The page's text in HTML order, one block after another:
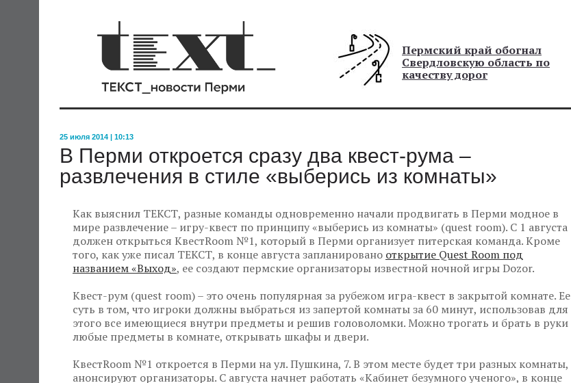
Пермский край обогнал
Свердловскую область по
качеству дорог
25 июля 2014 | 10:13
В Перми откроется сразу два квест-рума –
развлечения в стиле «выберись из комнаты»
Как выяснил ТЕКСТ, разные команды одновременно начали продвигать в Перми модное в
мире развлечение – игру-квест по принципу «выберись из комнаты» (quest room). С 1 августа
должен открыться КвестRoom №1, который в Перми организует питерская команда. Кроме
того, как уже писал ТЕКСТ, в конце августа запланировано открытие Quest Room под
названием «Выход», ее создают пермские организаторы известной ночной игры Dozor.
Квест-рум (quest room) – это очень популярная за рубежом игра-квест в закрытой комнате. Ее
суть в том, что игроки должны выбраться из запертой комнаты за 60 минут, использовав для
этого все имеющиеся внутри предметы и решив головоломки. Можно трогать и брать в руки
любые предметы в комнате, открывать шкафы и двери.
КвестRoom №1 откроется в Перми на ул. Пушкина, 7. В этом месте будет три разных комнаты,
анонсируют организаторы. С августа начнет работать «Кабинет безумного ученого», в конце